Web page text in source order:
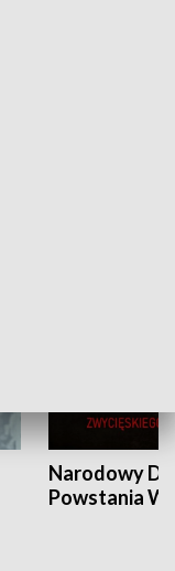
Narodowy
Powstania